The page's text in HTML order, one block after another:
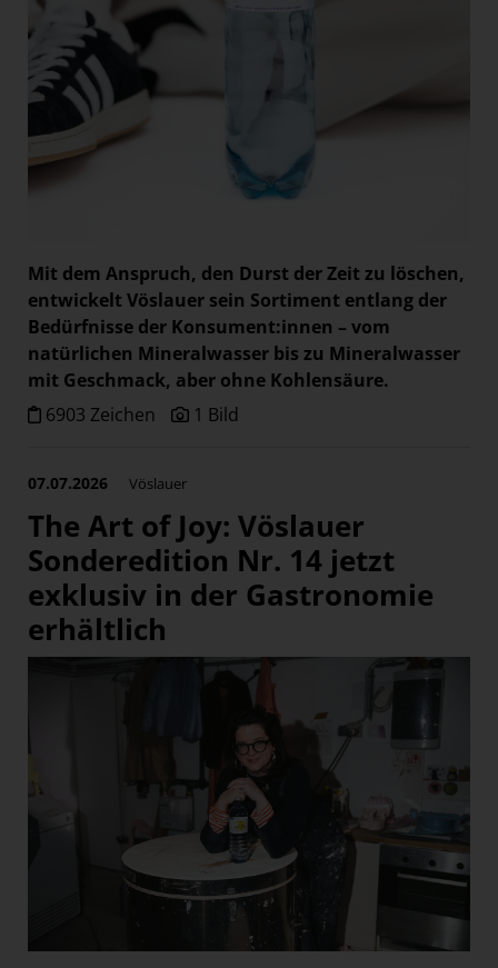
Paradies Garten
Raisin
section.d
Swiss Life Select
The Companion
Vöslauer
NMK
MEDIA
KONTAKT
Mit dem Anspruch, den Durst der Zeit zu löschen,
entwickelt Vöslauer sein Sortiment entlang der
Bedürfnisse der Konsument:innen – vom
natürlichen Mineralwasser bis zu Mineralwasser
mit Geschmack, aber ohne Kohlensäure.
6903 Zeichen
1 Bild
07.07.2026 Vöslauer
The Art of Joy: Vöslauer
Sonderedition Nr. 14 jetzt
exklusiv in der Gastronomie
erhältlich